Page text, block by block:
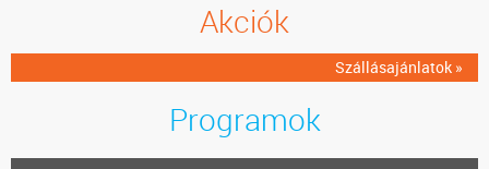
Akciók
Szállásajánlatok »
Programok